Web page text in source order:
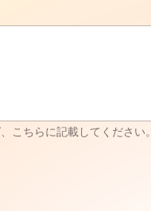
こちらに記載してください。